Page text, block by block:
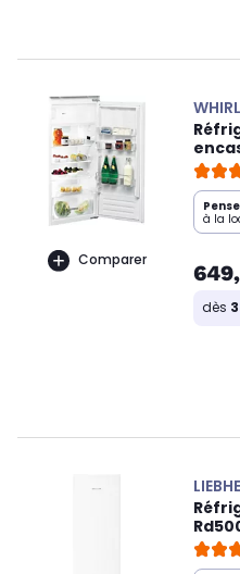
Comparer
à la
dès